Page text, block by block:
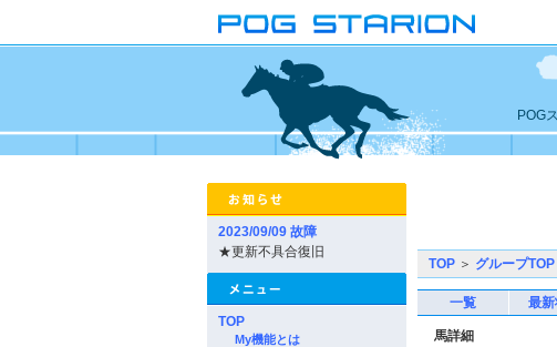
POG
2023/09/09 故障
★更新不具合復旧
TOP
My機能とは
TOP ＞ グループTOP
一覧 最
馬詳細